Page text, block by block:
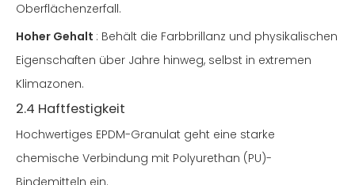
Oberflächenzerfall.
Hoher Gehalt : Behält die Farbbrillanz und physikalischen
Eigenschaften über Jahre hinweg, selbst in extremen
Klimazonen.
2.4 Haftfestigkeit
Hochwertiges EPDM-Granulat geht eine starke
chemische Verbindung mit Polyurethan (PU)-
Bindemitteln ein.